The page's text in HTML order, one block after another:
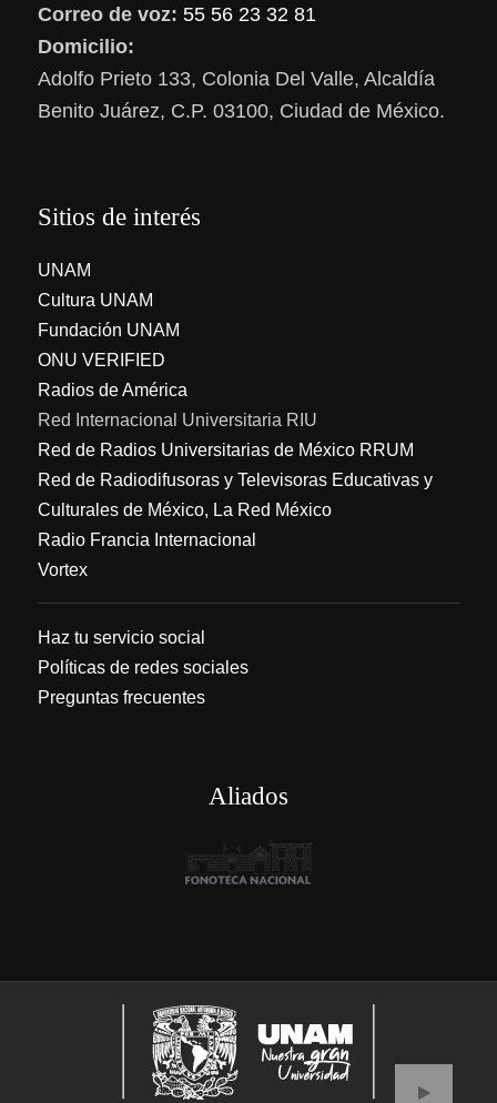
Correo de voz: 55 56 23 32 81
Domicilio:
Adolfo Prieto 133, Colonia Del Valle, Alcaldía
Benito Juárez, C.P. 03100, Ciudad de México.
Sitios de interés
UNAM
Cultura UNAM
Fundación UNAM
ONU VERIFIED
Radios de América
Red Internacional Universitaria RIU
Red de Radios Universitarias de México RRUM
Red de Radiodifusoras y Televisoras Educativas y
Culturales de México, La Red México
Radio Francia Internacional
Vortex
Haz tu servicio social
Políticas de redes sociales
Preguntas frecuentes
Aliados